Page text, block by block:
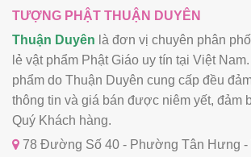
TƯỢNG PHẬT THUẬN DUYÊN
Thuận Duyên là đơn vị chuyên phân
lẻ vật phẩm Phật Giáo uy tín tại Việt
phẩm do Thuận Duyên cung cấp đều
thông tin và giá bán được niêm yết, đảm
Quý Khách hàng.
78 Đường Số 40 - Phường Tân Hưng -